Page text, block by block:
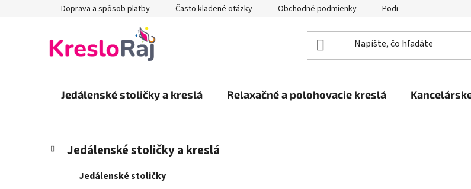
Doprava a spôsob platby Často kladené otázky Obchodné podmienky Podmienky ochrany
Jedálenské stoličky a kreslá Relaxačné a polohovacie kreslá
B
Preskočiť
kategórie
K
a
Jedálenské stoličky a kreslá
Jedálenské stoličky